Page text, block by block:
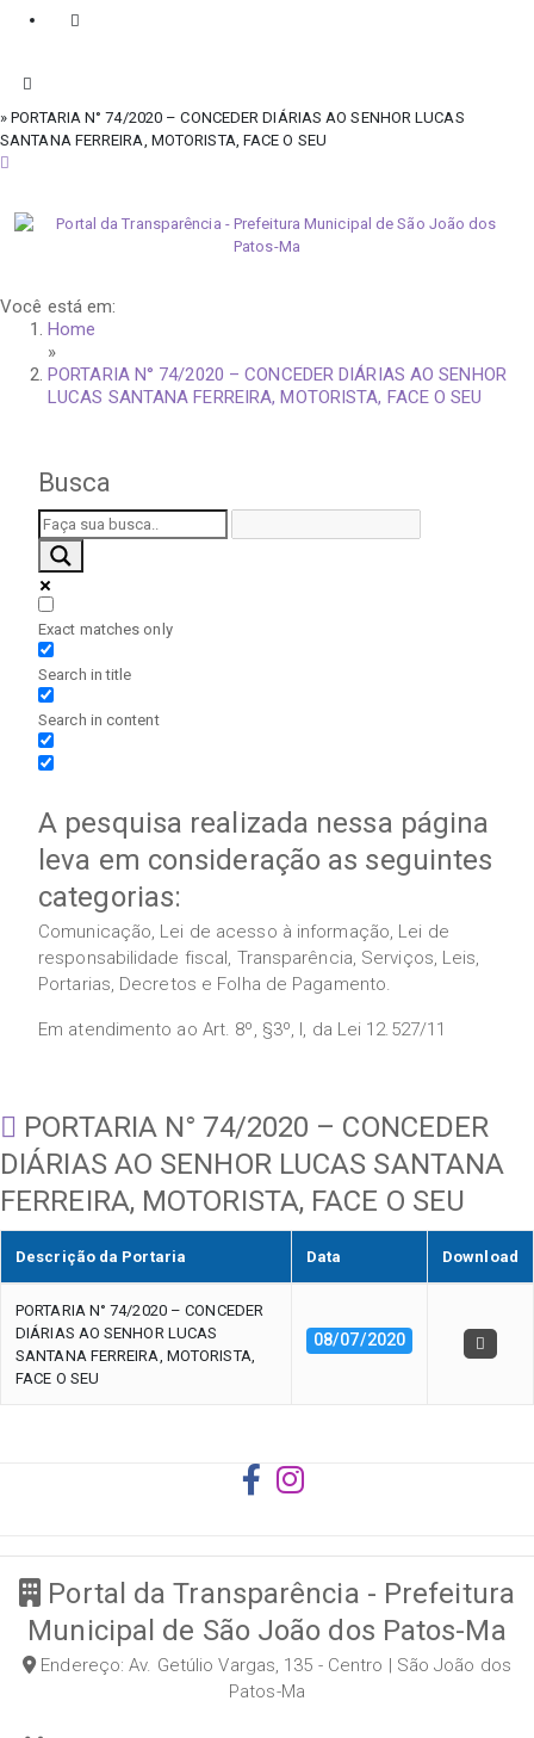
» PORTARIA N° 74/2020 – CONCEDER DIÁRIAS AO SENHOR LUCAS
SANTANA FERREIRA, MOTORISTA, FACE O SEU
Você está em:
Home
»
PORTARIA N° 74/2020 – CONCEDER DIÁRIAS AO SENHOR
LUCAS SANTANA FERREIRA, MOTORISTA, FACE O SEU
Busca
Exact matches only
Search in title
Search in content
A pesquisa realizada nessa página
leva em consideração as seguintes
categorias:
Comunicação, Lei de acesso à informação, Lei de
responsabilidade fiscal, Transparência, Serviços, Leis,
Portarias, Decretos e Folha de Pagamento.
Em atendimento ao Art. 8º, §3º, I, da Lei 12.527/11
PORTARIA N° 74/2020 – CONCEDER
DIÁRIAS AO SENHOR LUCAS SANTANA
FERREIRA, MOTORISTA, FACE O SEU
Descrição da Portaria Data Download
PORTARIA N° 74/2020 – CONCEDER
DIÁRIAS AO SENHOR LUCAS
SANTANA FERREIRA, MOTORISTA,
FACE O SEU
08/07/2020
Portal da Transparência - Prefeitura
Municipal de São João dos Patos-Ma
Endereço: Av. Getúlio Vargas, 135 - Centro | São João dos
Patos-Ma